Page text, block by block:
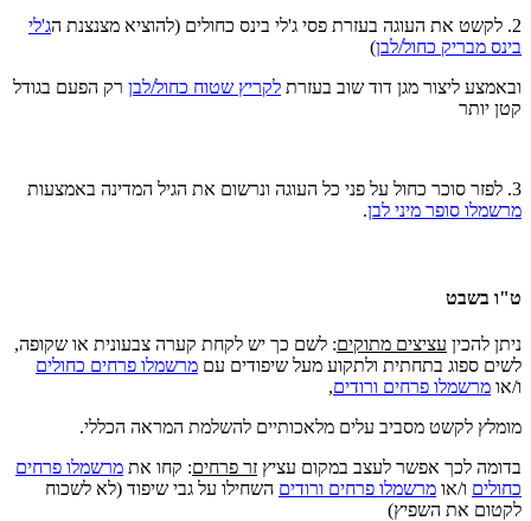
2. לקשט את העוגה בעזרת פסי ג'לי בינס כחולים (להוציא מצנצנת ה
ג'לי
בינס מבריק כחול/לבן)
ובאמצע ליצור מגן דוד שוב בעזרת לקריץ שטוח כחול/לבן רק הפעם בגודל
קטן יותר
3. לפזר סוכר כחול על פני כל העוגה ונרשום את הגיל המדינה באמצעות
מרשמלו סופר מיני לבן.
ט"ו בשבט
ניתן להכין עציצים מתוקים: לשם כך יש לקחת קערה צבעונית או שקופה,
לשים ספוג בתחתית ולתקוע מעל שיפודים עם מרשמלו פרחים כחולים
ו/או מרשמלו פרחים ורודים,
מומלץ לקשט מסביב עלים מלאכותיים להשלמת המראה הכללי.
בדומה לכך אפשר לעצב במקום עציץ זר פרחים: קחו את מרשמלו פרחים
כחולים ו/או מרשמלו פרחים ורודים השחילו על גבי שיפוד (לא לשכוח
לקטום את השפיץ)